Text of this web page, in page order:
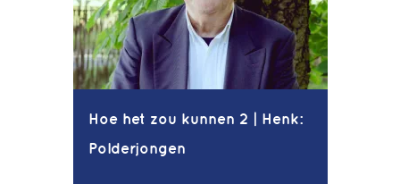
Hoe het zou kunnen 2 | Henk:
Polderjongen